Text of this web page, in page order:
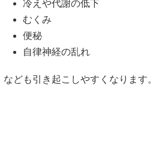
冷えや代謝の低下
むくみ
便秘
自律神経の乱れ
なども引き起こしやすくなります。